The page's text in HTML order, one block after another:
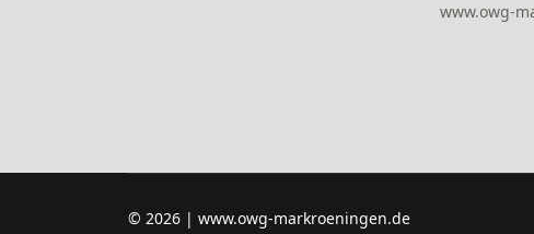
www.owg-
© 2026 | www.owg-markroeningen.de